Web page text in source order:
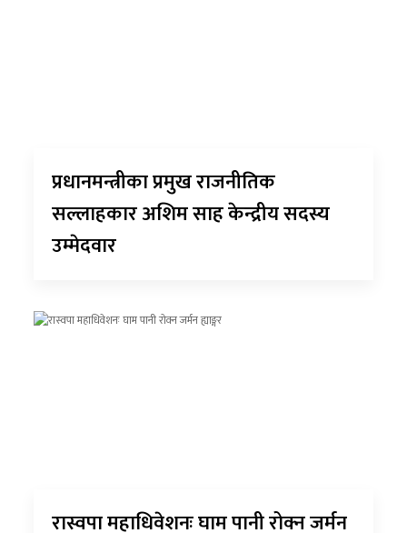
प्रधानमन्त्रीका प्रमुख राजनीतिक
सल्लाहकार अशिम साह केन्द्रीय सदस्य
उम्मेदवार
रास्वपा महाधिवेशनः घाम पानी रोक्न जर्मन